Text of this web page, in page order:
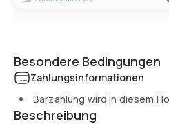
Besondere Bedingungen
Zahlungsinformationen
Barzahlung wird in diesem
Beschreibung